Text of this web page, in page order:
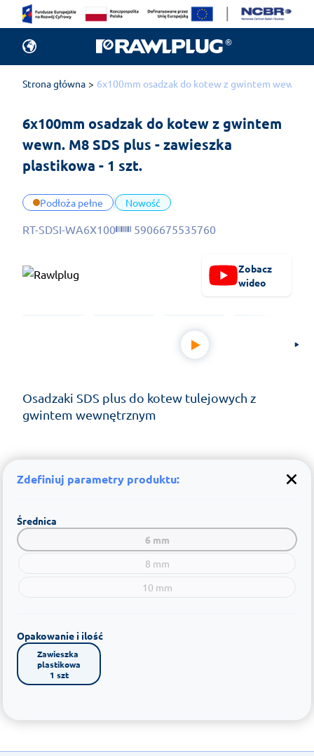
Strona główna 6x100mm osadzak do kotew z gwintem wewn.
6x100mm osadzak do kotew z gwintem
wewn. M8 SDS plus - zawieszka
plastikowa - 1 szt.
Podłoża pełne Nowość
RT-SDSI-WA6X100 5906675535760
Zobacz
wideo
Osadzaki SDS plus do kotew tulejowych z
gwintem wewnętrznym
Zdefiniuj parametry produktu:
Średnica
6 mm
8 mm
10 mm
Opakowanie i ilość
Zawieszka
plastikowa
1 szt